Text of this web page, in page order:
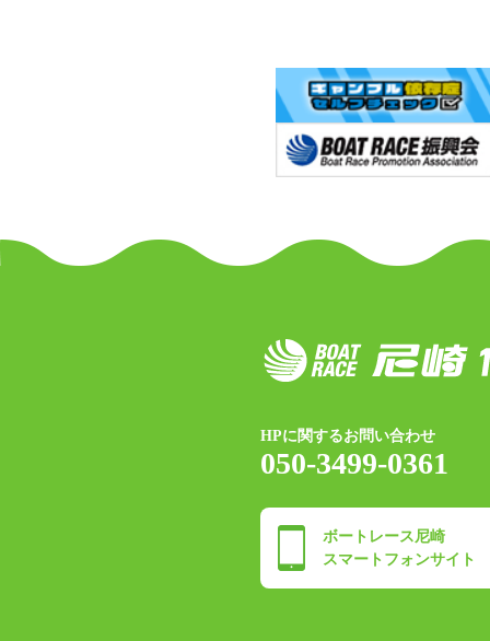
HPに関するお問い合わせ
050-3499-0361
ボートレース尼崎
スマートフォンサイト